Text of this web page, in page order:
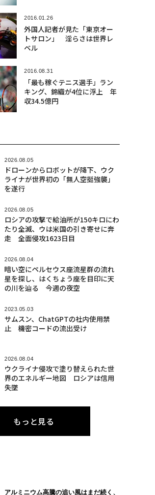
2016.01.26
外国人記者が見た「東京オー
トサロン」 淫らさは世界レ
ベル
2016.08.31
「最も稼ぐテニス選手」ラン
キング、錦織が4位に浮上 年
収34.5億円
2026.08.05
ドローンからロボットが降下、ウク
ライナが世界初の「無人空挺強襲」
を遂行
2026.08.05
ロシアの攻撃で給油所が150キロにわ
たり全滅、ウは米国の引き寄せに奔
走 全面侵攻1623日目
2026.08.04
暗い空にペルセウス座流星群の流れ
星を探し、はくちょう座を目印に天
の川を辿る 今週の夜空
2023.05.03
サムスン、ChatGPTの社内使用禁
止 機密コードの流出受け
2026.08.04
ウクライナ侵攻で塗り替えられた世
界のエネルギー地図 ロシアは信用
失墜
もっと見る
アルミニウム高騰の追い風はまだ続く、